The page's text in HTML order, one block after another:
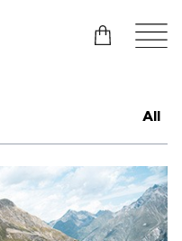
All